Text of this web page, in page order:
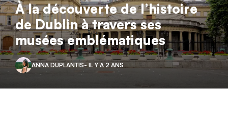
À la découverte de l’histoire
de Dublin à travers ses
musées emblématiques
ANNA DUPLANTIS- IL Y A 2 ANS